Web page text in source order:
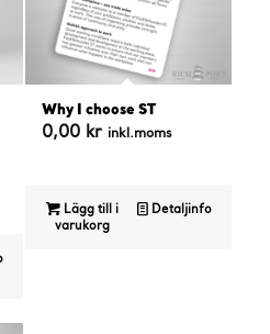
Why I choose ST
0,00 kr inkl.moms
Lägg till i
varukorg
Detaljinfo